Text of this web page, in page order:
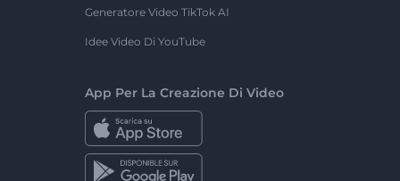
Generatore Video TikTok AI
Idee Video Di YouTube
App Per La Creazione Di Video